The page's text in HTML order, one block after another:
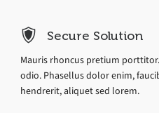
Secure Solution
Mauris rhoncus pretium
odio. Phasellus dolor enim,
hendrerit, aliquet sed lorem.